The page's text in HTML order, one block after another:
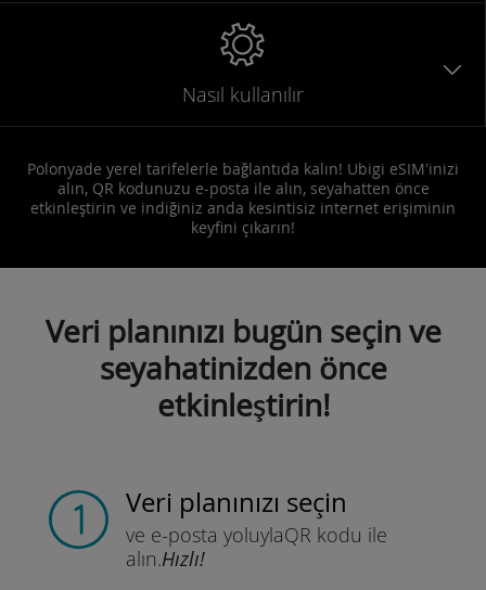
Nasıl kullanılır
Polonyade yerel tarifelerle bağlantıda kalın! Ubigi eSIM'inizi
alın, QR kodunuzu e-posta ile alın, seyahatten önce
etkinleştirin ve indiğiniz anda kesintisiz internet erişiminin
keyfini çıkarın!
Veri planınızı bugün seçin ve
seyahatinizden önce
etkinleştirin!
Veri planınızı seçin
ve e-posta yoluylaQR kodu ile
alın.Hızlı!